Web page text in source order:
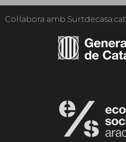
Col·labora amb Surtdecasa.cat